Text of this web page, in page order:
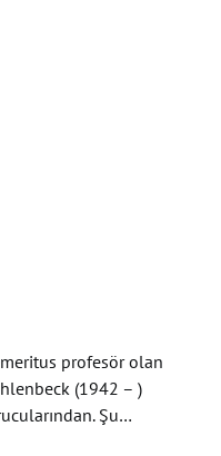
profesör olan
(1942 – )
Şu…